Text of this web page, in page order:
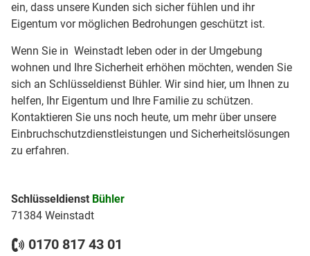
ein, dass unsere Kunden sich sicher fühlen und ihr
Eigentum vor möglichen Bedrohungen geschützt ist.
Wenn Sie in Weinstadt leben oder in der Umgebung
wohnen und Ihre Sicherheit erhöhen möchten, wenden Sie
sich an Schlüsseldienst Bühler. Wir sind hier, um Ihnen zu
helfen, Ihr Eigentum und Ihre Familie zu schützen.
Kontaktieren Sie uns noch heute, um mehr über unsere
Einbruchschutzdienstleistungen und Sicherheitslösungen
zu erfahren.
Schlüsseldienst Bühler
71384 Weinstadt
0170 817 43 01